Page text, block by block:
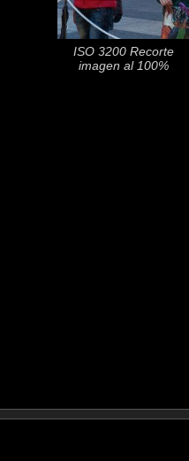
ISO 3200 Recorte
imagen al 100%